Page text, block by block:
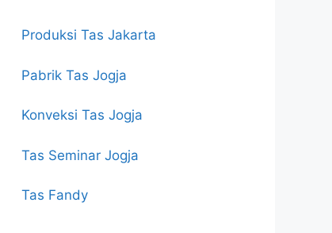
Produksi Tas Jakarta
Pabrik Tas Jogja
Konveksi Tas Jogja
Tas Seminar Jogja
Tas Fandy